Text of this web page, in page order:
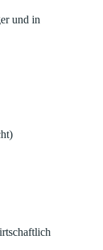
und in